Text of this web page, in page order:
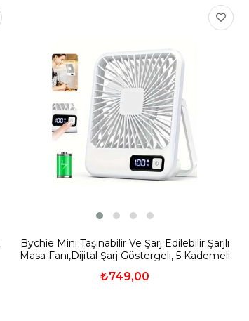
Bychie Mini Taşınabilir Ve Şarj Edilebilir Şarjlı
Masa Fanı,Dijital Şarj Göstergeli, 5 Kademeli
₺749,00